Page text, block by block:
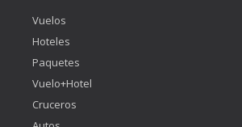
Vuelos
Hoteles
Paquetes
Vuelo+Hotel
Cruceros